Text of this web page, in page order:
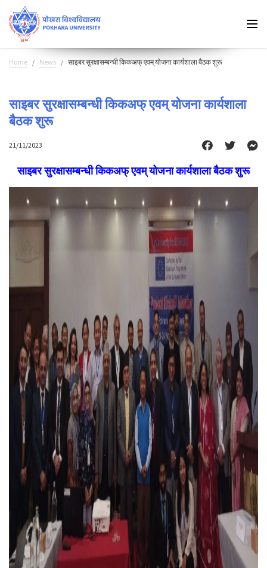
Home News साइबर सुरक्षासम्बन्धी किकअफ् एवम् योजना कार्यशाला बैठक शुरू
साइबर सुरक्षासम्बन्धी किकअफ् एवम् योजना कार्यशाला
बैठक शुरू
21/11/2023
साइबर सुरक्षासम्बन्धी किकअफ् एवम् योजना कार्यशाला बैठक शुरू